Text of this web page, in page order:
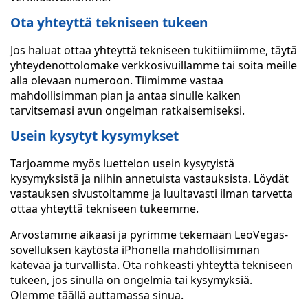
Ota yhteyttä tekniseen tukeen
Jos haluat ottaa yhteyttä tekniseen tukitiimiimme, täytä
yhteydenottolomake verkkosivuillamme tai soita meille
alla olevaan numeroon. Tiimimme vastaa
mahdollisimman pian ja antaa sinulle kaiken
tarvitsemasi avun ongelman ratkaisemiseksi.
Usein kysytyt kysymykset
Tarjoamme myös luettelon usein kysytyistä
kysymyksistä ja niihin annetuista vastauksista. Löydät
vastauksen sivustoltamme ja luultavasti ilman tarvetta
ottaa yhteyttä tekniseen tukeemme.
Arvostamme aikaasi ja pyrimme tekemään LeoVegas-
sovelluksen käytöstä iPhonella mahdollisimman
kätevää ja turvallista. Ota rohkeasti yhteyttä tekniseen
tukeen, jos sinulla on ongelmia tai kysymyksiä.
Olemme täällä auttamassa sinua.